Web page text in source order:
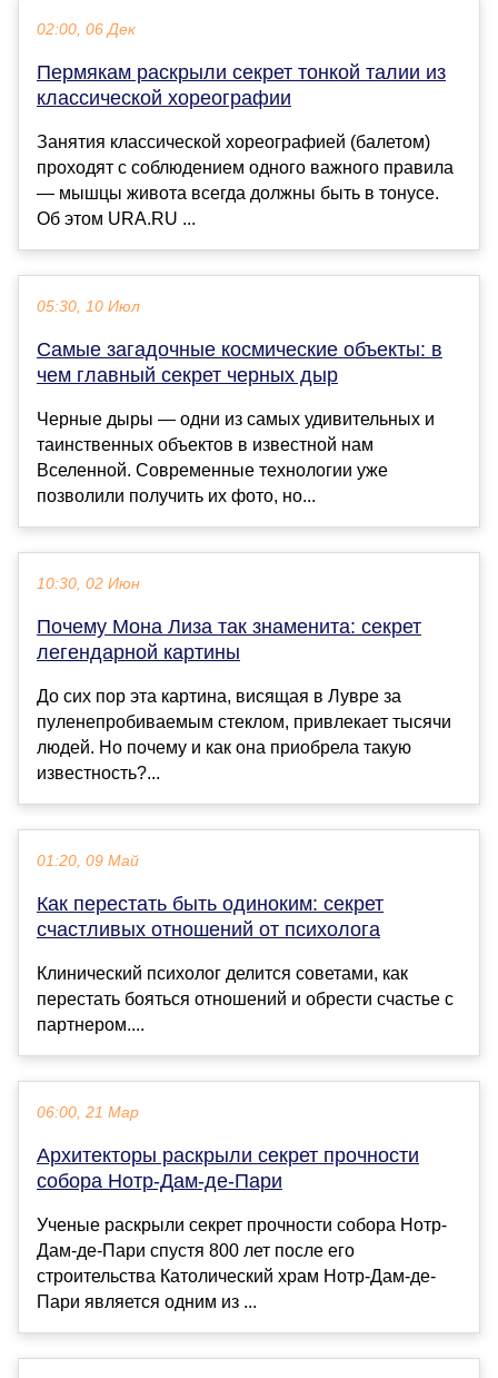
02:00, 06 Дек
Пермякам раскрыли секрет тонкой талии из
классической хореографии
Занятия классической хореографией (балетом)
проходят с соблюдением одного важного правила
— мышцы живота всегда должны быть в тонусе.
Об этом URA.RU ...
05:30, 10 Июл
Самые загадочные космические объекты: в
чем главный секрет черных дыр
Черные дыры — одни из самых удивительных и
таинственных объектов в известной нам
Вселенной. Современные технологии уже
позволили получить их фото, но...
10:30, 02 Июн
Почему Мона Лиза так знаменита: секрет
легендарной картины
До сих пор эта картина, висящая в Лувре за
пуленепробиваемым стеклом, привлекает тысячи
людей. Но почему и как она приобрела такую
известность?...
01:20, 09 Май
Как перестать быть одиноким: секрет
счастливых отношений от психолога
Клинический психолог делится советами, как
перестать бояться отношений и обрести счастье с
партнером....
06:00, 21 Мар
Архитекторы раскрыли секрет прочности
собора Нотр-Дам-де-Пари
Ученые раскрыли секрет прочности собора Нотр-
Дам-де-Пари спустя 800 лет после его
строительства Католический храм Нотр-Дам-де-
Пари является одним из ...